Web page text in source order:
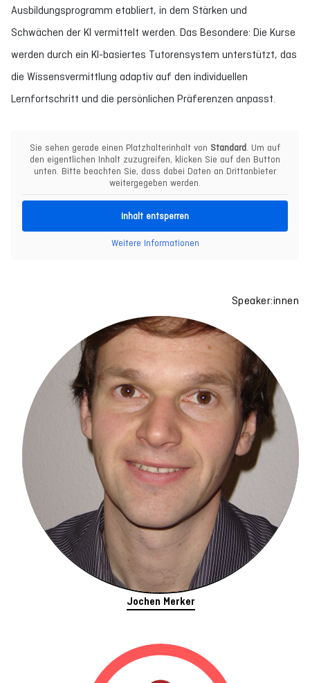
Ausbildungsprogramm etabliert, in dem Stärken und
Schwächen der KI vermittelt werden. Das Besondere: Die Kurse
werden durch ein KI-basiertes Tutorensystem unterstützt, das
die Wissensvermittlung adaptiv auf den individuellen
Lernfortschritt und die persönlichen Präferenzen anpasst.
Sie sehen gerade einen Platzhalterinhalt von Standard . Um auf
den eigentlichen Inhalt zuzugreifen, klicken Sie auf den Button
unten. Bitte beachten Sie, dass dabei Daten an Drittanbieter
weitergegeben werden.
Inhalt entsperren
Weitere Informationen
Speaker:innen
Jochen Merker